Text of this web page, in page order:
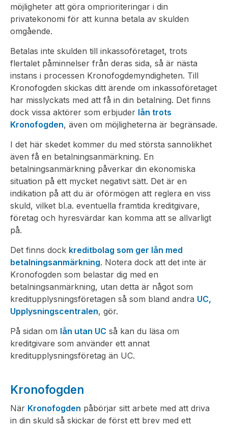
möjligheter att göra omprioriteringar i din
privatekonomi för att kunna betala av skulden
omgående.
Betalas inte skulden till inkassoföretaget, trots
flertalet påminnelser från deras sida, så är nästa
instans i processen Kronofogdemyndigheten. Till
Kronofogden skickas ditt ärende om inkassoföretaget
har misslyckats med att få in din betalning. Det finns
dock vissa aktörer som erbjuder lån trots
Kronofogden, även om möjligheterna är begränsade.
I det här skedet kommer du med största sannolikhet
även få en betalningsanmärkning. En
betalningsanmärkning påverkar din ekonomiska
situation på ett mycket negativt sätt. Det är en
indikation på att du är oförmögen att reglera en viss
skuld, vilket bl.a. eventuella framtida kreditgivare,
företag och hyresvärdar kan komma att se allvarligt
på.
Det finns dock kreditbolag som ger lån med
betalningsanmärkning. Notera dock att det inte är
Kronofogden som belastar dig med en
betalningsanmärkning, utan detta är något som
kreditupplysningsföretagen så som bland andra UC,
Upplysningscentralen, gör.
På sidan om lån utan UC så kan du läsa om
kreditgivare som använder ett annat
kreditupplysningsföretag än UC.
Kronofogden
När Kronofogden påbörjar sitt arbete med att driva
in din skuld så skickar de först ett brev med ett